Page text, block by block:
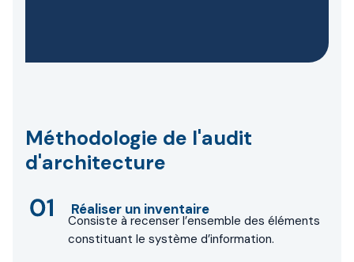
Méthodologie de l'audit
d'architecture
Réaliser un inventaire
Consiste à recenser l’ensemble des éléments
constituant le système d’information.